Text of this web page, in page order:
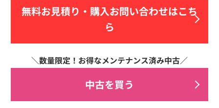
無料お見積り・ 購入お問い合わせはこち
ら
中古を買う